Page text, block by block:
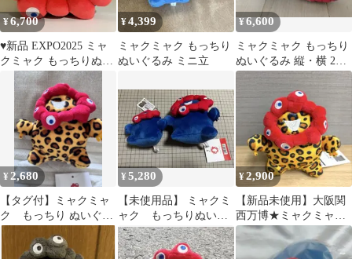
¥6,700
♥︎新品 EXPO2025 ミャ
クミャク もっちりぬい
ぐるみ 中サイズ♥︎万博
¥4,399
ミャクミャク もっちり
ぬいぐるみ ミニ立
¥6,600
ミャクミャク もっちり
ぬいぐるみ 縦・横 2種
セット
¥ 2,680
【タグ付】ミャクミャ
ク もっちり ぬいぐる
み 立 豹柄 ヒョウ柄 ミ
ャクミャク
¥5,280
【未使用品】 ミャクミ
ャク もっちりぬいぐ
るみ / 立BC /立【2種セ
ット】
¥2,900
【新品未使用】大阪関
西万博★ミャクミャク
もっちりぬいぐるみ 立
ヒョウ柄